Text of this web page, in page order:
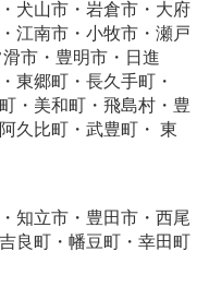
犬山市・岩倉市・大府
江南市・小牧市・瀬戸
市・豊明市・日進
東郷町・長久手町・
・美和町・飛島村・豊
久比町・武豊町・ 東
知立市・豊田市・西尾
良町・幡豆町・幸田町